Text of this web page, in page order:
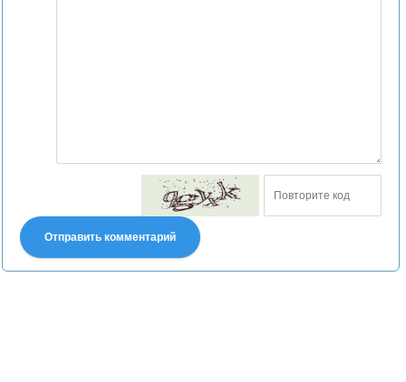
Отправить комментарий